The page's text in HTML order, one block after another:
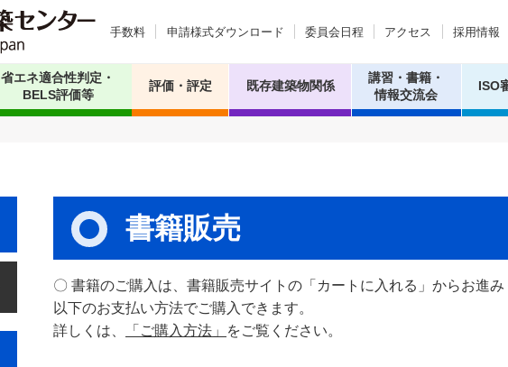
省エネ適合性判定・
BELS評価等
評価・評定 既存建築物関係
講習・書籍・
情報交流会
ISO
手数料 申請様式ダウンロード 委員会日程 アクセス 採用情報
書籍販売
〇 書籍のご購入は、書籍販売サイトの「カートに入れる」からお進み
以下のお支払い方法でご購入できます。
詳しくは、
「ご購入方法」 をご覧ください。